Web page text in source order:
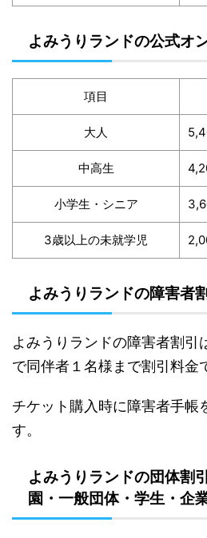
よみうりランドの公式オ
項目
大人
中高生
小学生・シニア
3歳以上の未就学児
よみうりランドの障害者
よみうりランドの障害者割引
で同伴者１名様まで割引料金
チケット購入時に障害者手帳
す。
よみうりランドの団体割
園・一般団体・学生・企